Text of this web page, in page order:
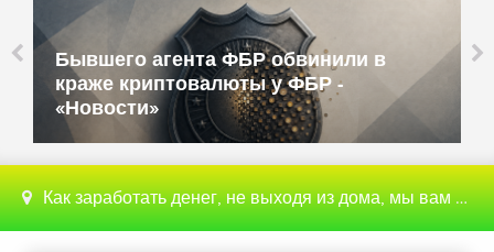
Бывшего агента ФБР обвинили в
краже криптовалюты у ФБР -
«Новости»
Как заработать денег, не выходя из дома, мы вам поможем с этим разобраться